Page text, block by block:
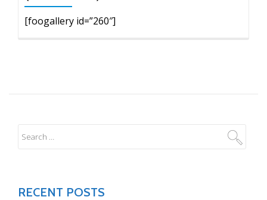
[foogallery id=”260″]
RECENT POSTS